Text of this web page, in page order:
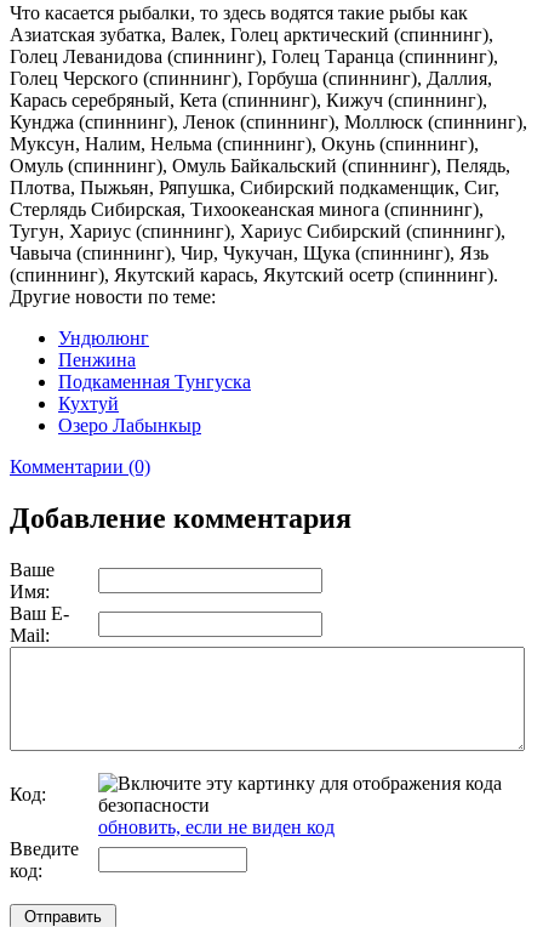
Что касается рыбалки, то здесь водятся такие рыбы как
Азиатская зубатка, Валек, Голец арктический (спиннинг),
Голец Леванидова (спиннинг), Голец Таранца (спиннинг),
Голец Черского (спиннинг), Горбуша (спиннинг), Даллия,
Карась серебряный, Кета (спиннинг), Кижуч (спиннинг),
Кунджа (спиннинг), Ленок (спиннинг), Моллюск (спиннинг),
Муксун, Налим, Нельма (спиннинг), Окунь (спиннинг),
Омуль (спиннинг), Омуль Байкальский (спиннинг), Пелядь,
Плотва, Пыжьян, Ряпушка, Сибирский подкаменщик, Сиг,
Стерлядь Сибирская, Тихоокеанская минога (спиннинг),
Тугун, Хариус (спиннинг), Хариус Сибирский (спиннинг),
Чавыча (спиннинг), Чир, Чукучан, Щука (спиннинг), Язь
(спиннинг), Якутский карась, Якутский осетр (спиннинг).
Другие новости по теме:
Ундюлюнг
Пенжина
Подкаменная Тунгуска
Кухтуй
Озеро Лабынкыр
Комментарии (0)
Добавление комментария
Ваше
Имя:
Ваш E-
Mail:
Код:
обновить, если не виден код
Введите
код: